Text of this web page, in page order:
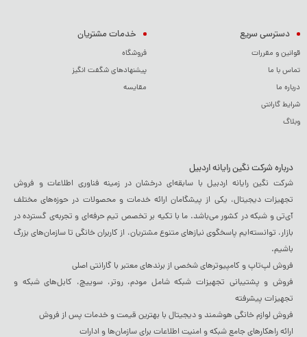
دسترسی سریع
قوانین و مقررات
تماس با ما
درباره ما
شرایط گارانتی
وبلاگ
خدمات مشتریان
فروشگاه
پیشنهادهای شگفت انگیز
مقایسه
درباره شرکت نگین رایانه اردبیل
شرکت نگین رایانه اردبیل با سابقه‌ای درخشان در زمینه فناوری اطلاعات و فروش
تجهیزات دیجیتال، یکی از پیشگامان ارائه خدمات و محصولات در حوزه‌های مختلف
آی‌تی و شبکه در کشور می‌باشد. ما با تکیه بر تخصص تیم حرفه‌ای و تجربه‌ی گسترده در
بازار، توانسته‌ایم پاسخگوی نیازهای متنوع مشتریان، از کاربران خانگی تا سازمان‌های بزرگ
باشیم.
فروش لپ‌تاپ و کامپیوترهای شخصی از برندهای معتبر با گارانتی اصلی
فروش و پشتیبانی تجهیزات شبکه شامل مودم، روتر، سوییچ، کابل‌های شبکه و
تجهیزات پیشرفته
فروش لوازم خانگی هوشمند و دیجیتال با بهترین قیمت و خدمات پس از فروش
ارائه راهکارهای جامع شبکه و امنیت اطلاعات برای سازمان‌ها و ادارات